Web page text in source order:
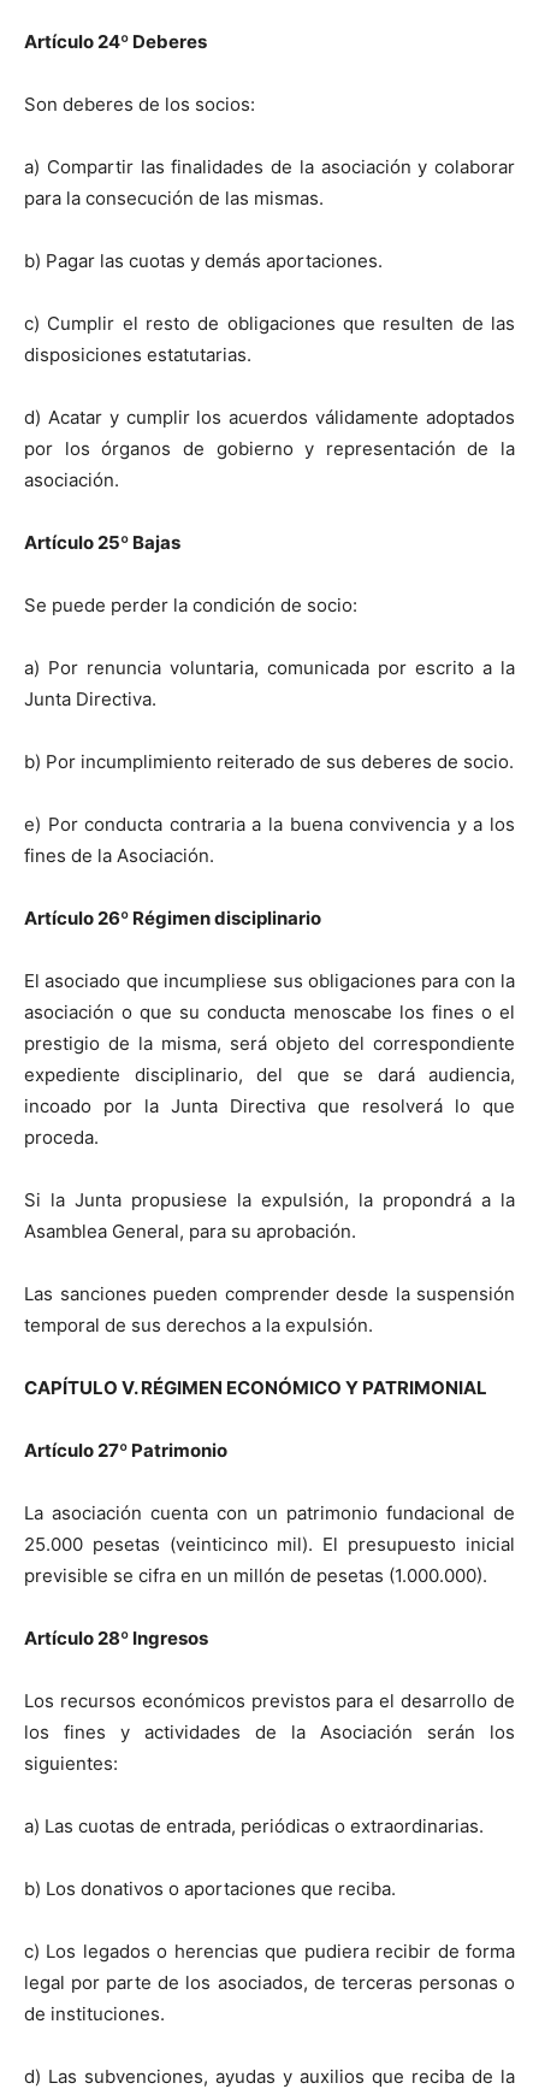
Artículo 24º Deberes
Son deberes de los socios:
a) Compartir las finalidades de la asociación y colaborar
para la consecución de las mismas.
b) Pagar las cuotas y demás aportaciones.
c) Cumplir el resto de obligaciones que resulten de las
disposiciones estatutarias.
d) Acatar y cumplir los acuerdos válidamente adoptados
por los órganos de gobierno y representación de la
asociación.
Artículo 25º Bajas
Se puede perder la condición de socio:
a) Por renuncia voluntaria, comunicada por escrito a la
Junta Directiva.
b) Por incumplimiento reiterado de sus deberes de socio.
e) Por conducta contraria a la buena convivencia y a los
fines de la Asociación.
Artículo 26º Régimen disciplinario
El asociado que incumpliese sus obligaciones para con la
asociación o que su conducta menoscabe los fines o el
prestigio de la misma, será objeto del correspondiente
expediente disciplinario, del que se dará audiencia,
incoado por la Junta Directiva que resolverá lo que
proceda.
Si la Junta propusiese la expulsión, la propondrá a la
Asamblea General, para su aprobación.
Las sanciones pueden comprender desde la suspensión
temporal de sus derechos a la expulsión.
CAPÍTULO V. RÉGIMEN ECONÓMICO Y PATRIMONIAL
Artículo 27º Patrimonio
La asociación cuenta con un patrimonio fundacional de
25.000 pesetas (veinticinco mil). El presupuesto inicial
previsible se cifra en un millón de pesetas (1.000.000).
Artículo 28º Ingresos
Los recursos económicos previstos para el desarrollo de
los fines y actividades de la Asociación serán los
siguientes:
a) Las cuotas de entrada, periódicas o extraordinarias.
b) Los donativos o aportaciones que reciba.
c) Los legados o herencias que pudiera recibir de forma
legal por parte de los asociados, de terceras personas o
de instituciones.
d) Las subvenciones, ayudas y auxilios que reciba de la